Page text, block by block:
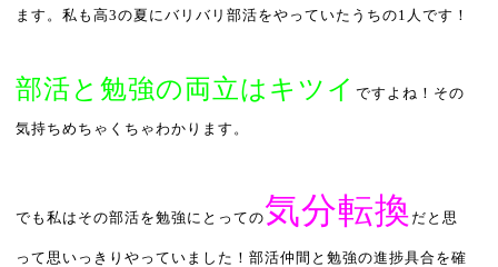
ます。私も高3の夏にバリバリ部活をやっていたうちの1 人です！
部活と勉強の両立はキツイ ですよね！その
気持ちめちゃくちゃわかります。
でも私はその部活を勉強にとっての気分転換 だと思
って思いっきりやっていました！部活仲間と勉強の進捗具合を確